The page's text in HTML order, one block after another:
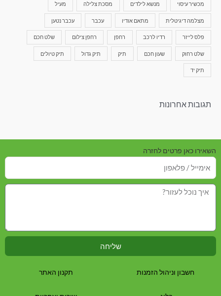
מכשיר עיסוי מנשא לילדים מסכת צלילה מעיל
מצלמה דיגיטלית מתאם אודיו עכבר עכבר נטען
פלס לייזר רדיו לרכב רחפן רחפן צילום שלט חכם
שלט רחוק שעון חכם תיק תיק גדול תיק טיולים
תיק יד
תגובות אחרונות
השאירו כאן פרטים לחזרה
שליחה
חשבון וניהול הזמנות תקנון האתר